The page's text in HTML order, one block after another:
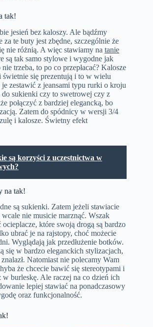
tak!
jesień bez kaloszy. Ale bądźmy
za te buty jest zbędne, szczególnie że
nie różnią. A więc stawiamy na tanie
są tak samo stylowe i wygodne jak
trzeba, to po co przepłacać? Kalosze
świetnie się prezentują i to w wielu
zestawić z jeansami typu rurki o kroju
do sukienki czy to swetrowej czy z
połączyć z bardziej elegancką, bo
Zatem do spódnicy w wersji 3/4
i kalosze. Świetny efekt
są korzyści z uczestnictwa w
na tak!
są sukienki. Zatem jeżeli stawiacie
nie musicie marznąć. Wszak
które swoją drogą są bardzo
ubrać je na rajstopy, choć możecie
Wyglądają jak przedłużenie botków.
się w bardzo eleganckich stylizacjach,
Natomiast nie polecamy Wam
że chcecie bawić się stereotypami i
burleskę. Ale raczej na co dzień ich
lepiej stawiać na ponadczasowy
oraz funkcjonalność.